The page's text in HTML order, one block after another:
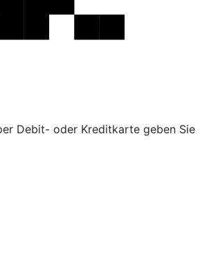
Debit- oder Kreditkarte geben Sie